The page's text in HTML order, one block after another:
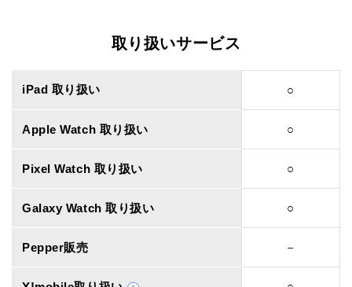
取り扱いサービス
iPad 取り扱い ○
Apple Watch 取り扱い ○
Pixel Watch 取り扱い ○
Galaxy Watch 取り扱い ○
Pepper販売 －